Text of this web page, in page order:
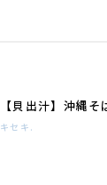
【貝出汁】沖縄
キセキ.